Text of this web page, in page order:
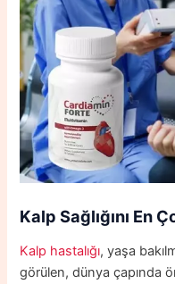
Kalp Sağlığını En
Kalp hastalığı, yaşa
görülen, dünya çapında